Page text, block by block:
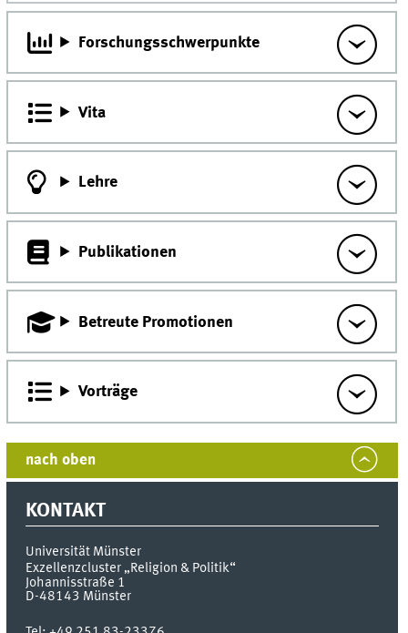
Forschungsschwerpunkte
Vita
Lehre
Publikationen
Betreute Promotionen
Vorträge
nach oben
KONTAKT
Universität Münster
Exzellenzcluster „Religion & Politik“
Johannisstraße 1
D-48143 Münster